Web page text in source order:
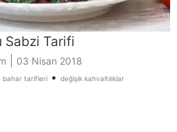
Sabzi Tarifi
03 Nisan 2018
bahar tarifleri• değişik kahvaltılıklar